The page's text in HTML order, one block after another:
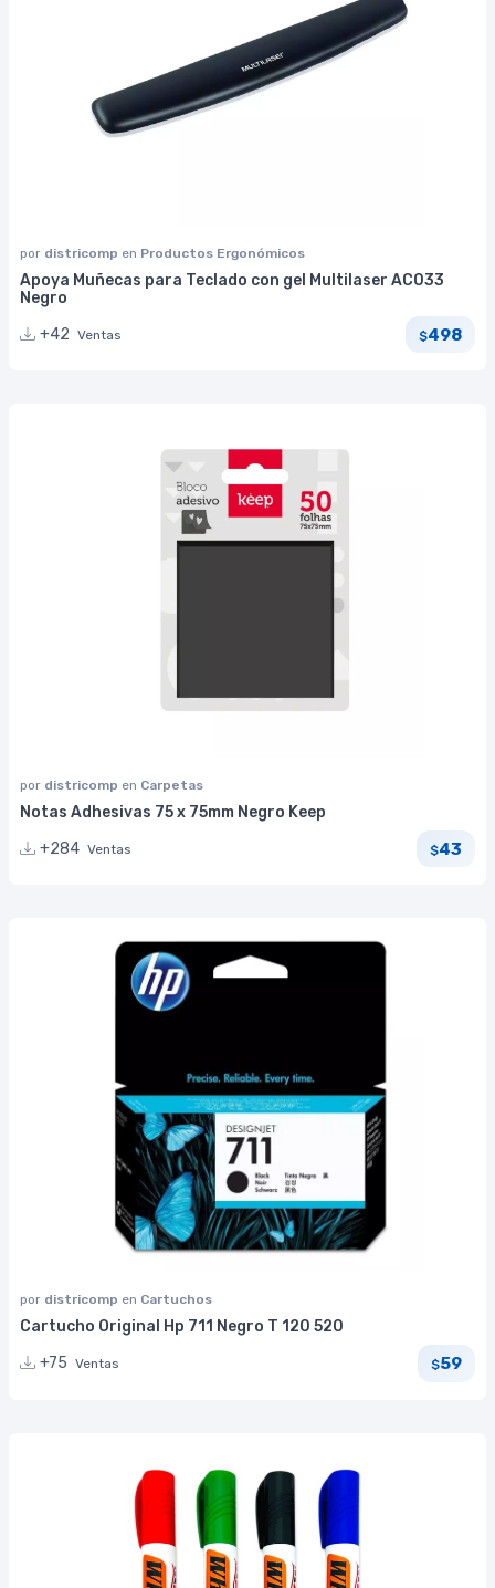
por districomp en Productos Ergonómicos
Apoya Muñecas para Teclado con gel Multilaser AC033
Negro
+42 Ventas $498
por districomp en Carpetas
Notas Adhesivas 75 x 75mm Negro Keep
+284 Ventas $43
por districomp en Cartuchos
Cartucho Original Hp 711 Negro T 120 520
+75 Ventas $59